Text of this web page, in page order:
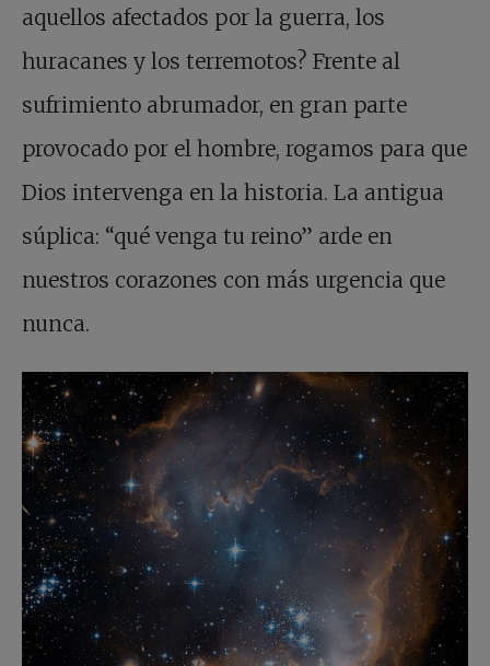
aquellos afectados por la guerra, los
huracanes y los terremotos? Frente al
sufrimiento abrumador, en gran parte
provocado por el hombre, rogamos para que
Dios intervenga en la historia. La antigua
súplica: “qué venga tu reino” arde en
nuestros corazones con más urgencia que
nunca.